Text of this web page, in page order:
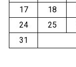
17
18
24
25
31